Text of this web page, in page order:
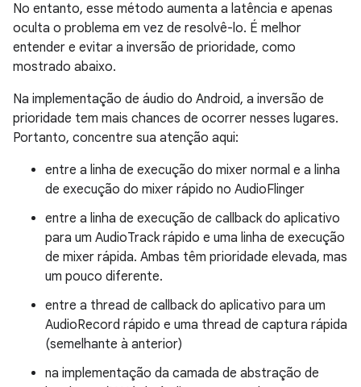
No entanto, esse método aumenta a latência e apenas
oculta o problema em vez de resolvê-lo. É melhor
entender e evitar a inversão de prioridade, como
mostrado abaixo.
Na implementação de áudio do Android, a inversão de
prioridade tem mais chances de ocorrer nesses lugares.
Portanto, concentre sua atenção aqui:
entre a linha de execução do mixer normal e a linha
de execução do mixer rápido no AudioFlinger
entre a linha de execução de callback do aplicativo
para um AudioTrack rápido e uma linha de execução
de mixer rápida. Ambas têm prioridade elevada, mas
um pouco diferente.
entre a thread de callback do aplicativo para um
AudioRecord rápido e uma thread de captura rápida
(semelhante à anterior)
na implementação da camada de abstração de